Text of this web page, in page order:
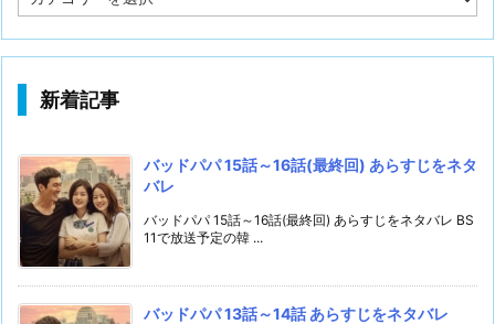
テ
リ
新着記事
バッドパパ 15話～16話(最終回) あらすじをネタ
バレ
バッドパパ 15話～16話(最終回) あらすじをネタバレ BS
11で放送予定の韓 ...
バッドパパ 13話～14話 あらすじをネタバレ